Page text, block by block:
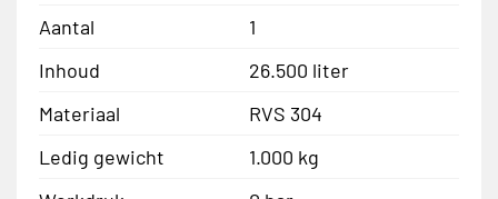
Aantal
1
Inhoud
26.500 liter
Materiaal
RVS 304
Ledig gewicht
1.000 kg